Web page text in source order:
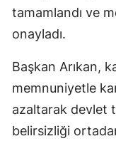
tamamlandı ve
onayladı.
Başkan Arıkan,
memnuniyetle
azaltarak devlet
belirsizliği